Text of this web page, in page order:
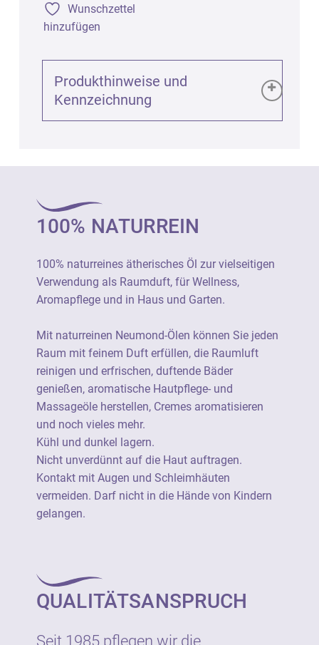
Wunschzettel
hinzufügen
Produkthinweise und
Kennzeichnung
Art. 2017
vielseitigen Verwendung als Raumduft, für
Wellness, Aromapflege und in Haus und
Garten.
Nicht unverdünnt auf die Haut auftragen.
Kontakt mit Augen und Schleimhäuten
vermeiden. Darf nicht in die Hände von
Kindern gelangen.
Ätherische Öle von Neumond sind 100%
naturrein (=unverfälscht) und stammen aus
einer botanisch definierten Stammpflanze.
Sie verfügen durchgängig über eine
besonders hohe Produktqualität und sind
soweit wie möglich aus kontrolliert
naturreine Rohstoffe geeignet für die
vielseitige Verwendung als Raumduft, für
Garten.
100% NATURREIN
100% naturreines ätherisches Öl zur vielseitigen
Verwendung als Raumduft, für Wellness,
Aromapflege und in Haus und Garten.
Mit naturreinen Neumond-Ölen können Sie jeden
Raum mit feinem Duft erfüllen, die Raumluft
reinigen und erfrischen, duftende Bäder
genießen, aromatische Hautpflege- und
Massageöle herstellen, Cremes aromatisieren
und noch vieles mehr.
Kühl und dunkel lagern.
Nicht unverdünnt auf die Haut auftragen.
Kontakt mit Augen und Schleimhäuten
vermeiden. Darf nicht in die Hände von Kindern
gelangen.
QUALITÄTSANSPRUCH
Seit 1985 pflegen wir die